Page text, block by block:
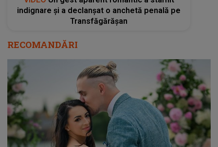
indignare și a declanșat o anchetă penală pe
Transfăgărășan
RECOMANDĂRI